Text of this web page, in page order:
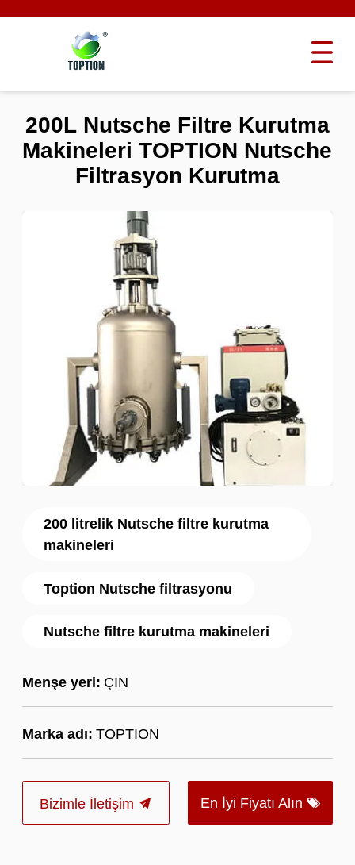
200 litrelik Nutsche filtre kurutma
makineleri
Toption Nutsche filtrasyonu
Nutsche filtre kurutma makineleri
Menşe yeri: ÇIN
Marka adı: TOPTION
Bizimle İletişim En İyi Fiyatı Alın
200L Nutsche Filtre Kurutma
Makineleri TOPTION Nutsche
Filtrasyon Kurutma